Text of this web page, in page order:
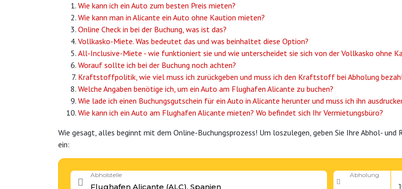
Wie kann ich ein Auto zum besten Preis mieten?
Wie kann man in Alicante ein Auto ohne Kaution mieten?
Online Check in bei der Buchung, was ist das?
Vollkasko-Miete. Was bedeutet das und was beinhaltet diese Option?
All-Inclusive-Miete - wie funktioniert sie und wie unterscheidet sie sich von der Vollkasko ohne
Worauf sollte ich bei der Buchung noch achten?
Kraftstoffpolitik, wie viel muss ich zurückgeben und muss ich den Kraftstoff bei Abholung
Welche Angaben benötige ich, um ein Auto am Flughafen Alicante zu buchen?
Wie lade ich einen Buchungsgutschein für ein Auto in Alicante herunter und muss ich ihn
Wie kann ich ein Auto am Flughafen Alicante mieten? Wo befindet sich Ihr Vermietungsbüro?
Wie gesagt, alles beginnt mit dem Online-Buchungsprozess! Um loszulegen, geben Sie Ihre Abhol-
ein:
Abholstelle Abholung